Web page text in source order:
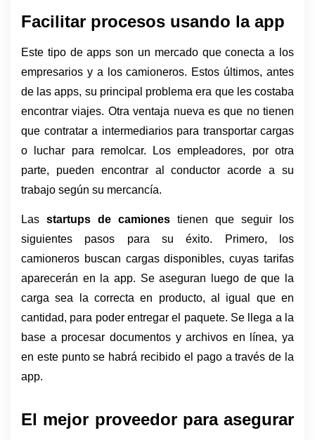
Facilitar procesos usando la app
Este tipo de apps son un mercado que conecta a los
empresarios y a los camioneros. Estos últimos, antes
de las apps, su principal problema era que les costaba
encontrar viajes. Otra ventaja nueva es que no tienen
que contratar a intermediarios para transportar cargas
o luchar para remolcar. Los empleadores, por otra
parte, pueden encontrar al conductor acorde a su
trabajo según su mercancía.
Las startups de camiones tienen que seguir los
siguientes pasos para su éxito. Primero, los
camioneros buscan cargas disponibles, cuyas tarifas
aparecerán en la app. Se aseguran luego de que la
carga sea la correcta en producto, al igual que en
cantidad, para poder entregar el paquete. Se llega a la
base a procesar documentos y archivos en línea, ya
en este punto se habrá recibido el pago a través de la
app.
El mejor proveedor para asegurar